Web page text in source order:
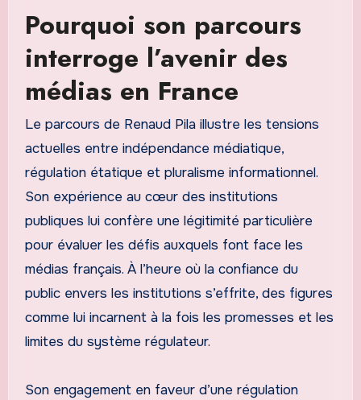
Pourquoi son parcours
interroge l’avenir des
médias en France
Le parcours de Renaud Pila illustre les tensions
actuelles entre indépendance médiatique,
régulation étatique et pluralisme informationnel.
Son expérience au cœur des institutions
publiques lui confère une légitimité particulière
pour évaluer les défis auxquels font face les
médias français. À l’heure où la confiance du
public envers les institutions s’effrite, des figures
comme lui incarnent à la fois les promesses et les
limites du système régulateur.
Son engagement en faveur d’une régulation